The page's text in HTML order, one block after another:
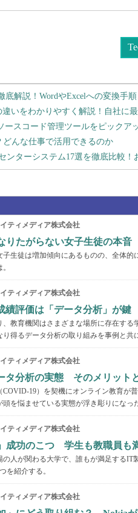
底解説！WordやExcelへの変換手
違いをわかりやすく解説！自社に
ースコード管理ツールをピックア
どんな仕事で活用できるのか
ンターシステム17選を徹底比較
ティメディア株式会社
りたがらない女子生徒の本音
生徒は増加傾向にあるものの、全体
ティメディア株式会社
績評価は「データ分析」が
教育機関はさまざまな場所に存在す
得るデータ分析の取り組みを事例と共
ティメディア株式会社
タ分析の実態 そのメリット
19）を契機にオンライン教育が
を悩ませている実態が浮き彫りになっ
ティメディア株式会社
成功のこつ 学生も教職員も
人が関わる大学で、誰もが満足するIT
を紹介する。
ティメディア株式会社